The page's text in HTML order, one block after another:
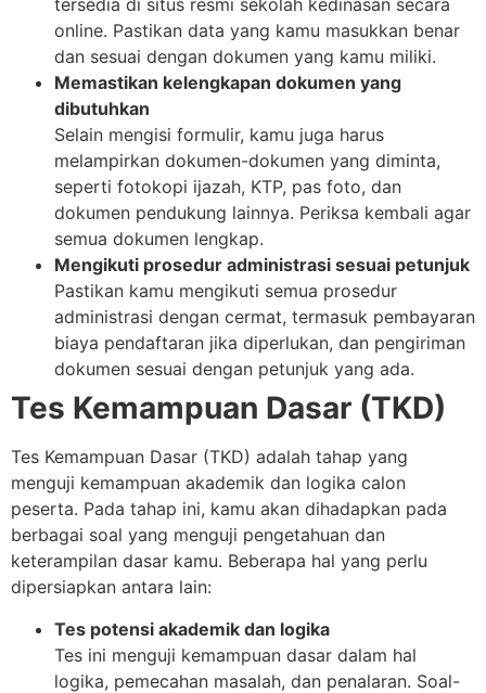
tersedia di situs resmi sekolah kedinasan secara
online. Pastikan data yang kamu masukkan benar
dan sesuai dengan dokumen yang kamu miliki.
Memastikan kelengkapan dokumen yang
dibutuhkan
Selain mengisi formulir, kamu juga harus
melampirkan dokumen-dokumen yang diminta,
seperti fotokopi ijazah, KTP, pas foto, dan
dokumen pendukung lainnya. Periksa kembali agar
semua dokumen lengkap.
Mengikuti prosedur administrasi sesuai petunjuk
Pastikan kamu mengikuti semua prosedur
administrasi dengan cermat, termasuk pembayaran
biaya pendaftaran jika diperlukan, dan pengiriman
dokumen sesuai dengan petunjuk yang ada.
Tes Kemampuan Dasar (TKD)
Tes Kemampuan Dasar (TKD) adalah tahap yang
menguji kemampuan akademik dan logika calon
peserta. Pada tahap ini, kamu akan dihadapkan pada
berbagai soal yang menguji pengetahuan dan
keterampilan dasar kamu. Beberapa hal yang perlu
dipersiapkan antara lain:
Tes potensi akademik dan logika
Tes ini menguji kemampuan dasar dalam hal
logika, pemecahan masalah, dan penalaran. Soal-